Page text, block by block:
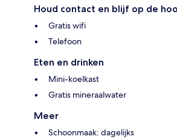
Houd contact en blijf op de
Gratis wifi
Telefoon
Eten en drinken
Mini-koelkast
Gratis mineraalwater
Meer
Schoonmaak: dagelijks